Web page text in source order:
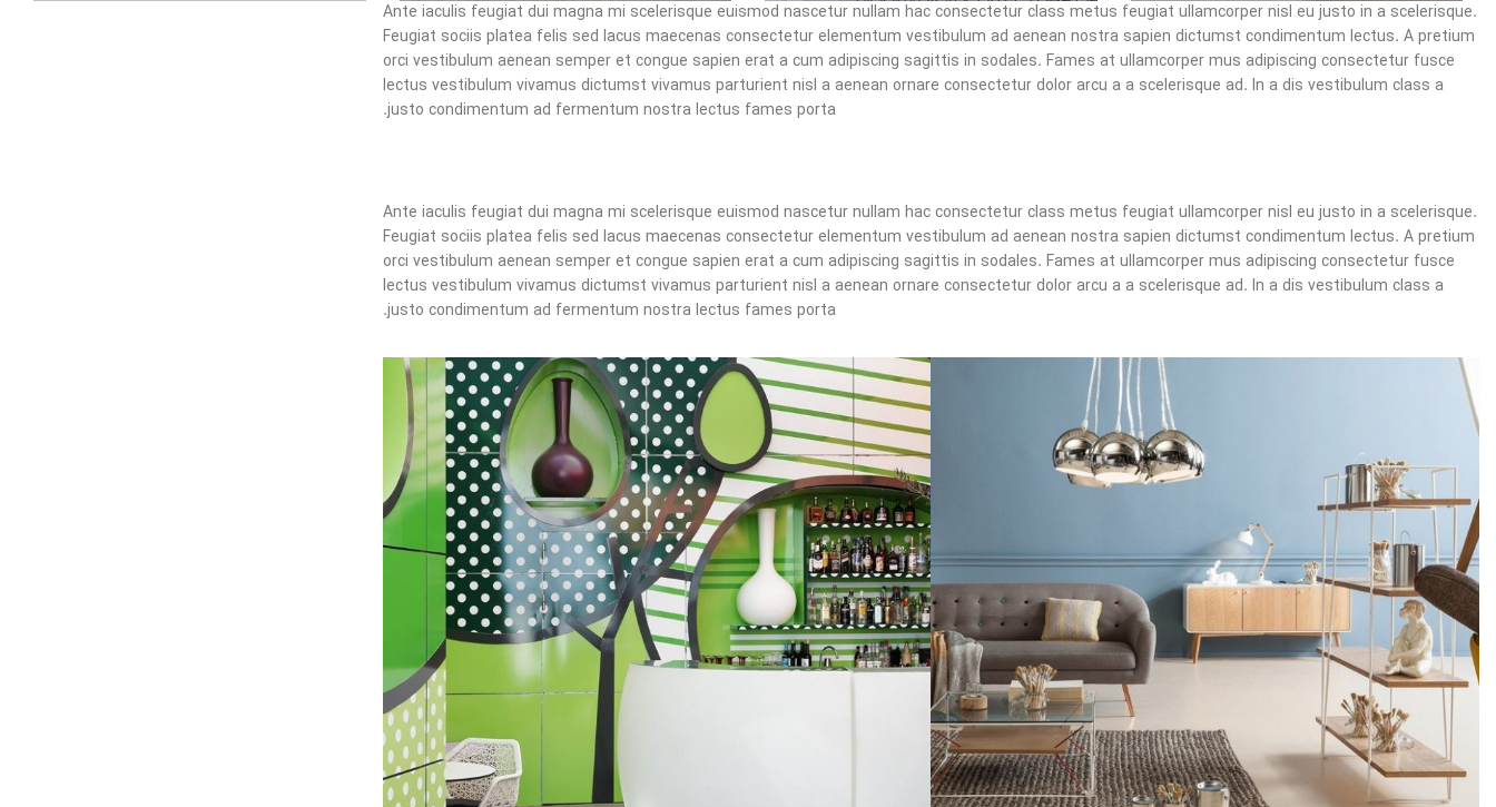
Ante iaculis feugiat dui magna mi scelerisque euismod nascetur nullam hac consectetur class metus feugiat ullamcorper nisl eu justo in a scelerisque.
Feugiat sociis platea felis sed lacus maecenas consectetur elementum vestibulum ad aenean nostra sapien dictumst condimentum lectus. A pretium
orci vestibulum aenean semper et congue sapien erat a cum adipiscing sagittis in sodales. Fames at ullamcorper mus adipiscing consectetur fusce
lectus vestibulum vivamus dictumst vivamus parturient nisl a aenean ornare consectetur dolor arcu a a scelerisque ad. In a dis vestibulum class a
justo condimentum ad fermentum nostra lectus fames porta.
Ante iaculis feugiat dui magna mi scelerisque euismod nascetur nullam hac consectetur class metus feugiat ullamcorper nisl eu justo in a scelerisque.
Feugiat sociis platea felis sed lacus maecenas consectetur elementum vestibulum ad aenean nostra sapien dictumst condimentum lectus. A pretium
orci vestibulum aenean semper et congue sapien erat a cum adipiscing sagittis in sodales. Fames at ullamcorper mus adipiscing consectetur fusce
lectus vestibulum vivamus dictumst vivamus parturient nisl a aenean ornare consectetur dolor arcu a a scelerisque ad. In a dis vestibulum class a
justo condimentum ad fermentum nostra lectus fames porta.